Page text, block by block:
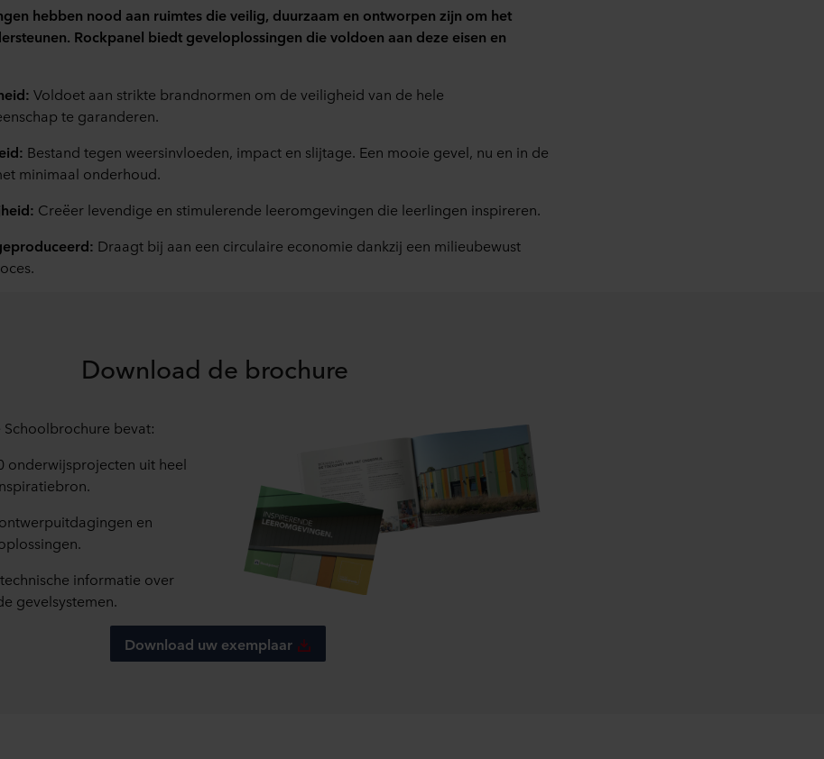
hebben nood aan ruimtes die veilig, duurzaam en ontworpen zijn om het
Rockpanel biedt geveloplossingen die voldoen aan deze eisen en
Voldoet aan strikte brandnormen om de veiligheid van de hele
te garanderen.
Bestand tegen weersinvloeden, impact en slijtage. Een mooie gevel, nu en in de
minimaal onderhoud.
Creëer levendige en stimulerende leeromgevingen die leerlingen inspireren.
Draagt bij aan een circulaire economie dankzij een milieubewust
Download de brochure
bevat:
onderwijsprojecten uit heel
en
informatie over
gevelsystemen.
Download uw exemplaar